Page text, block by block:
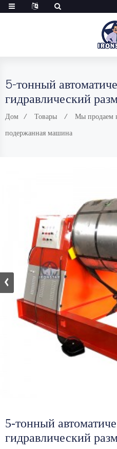
5-тонный
гидравлический
Дом Товары Мы продаем
подержанная машина
5-тонный
гидравлический